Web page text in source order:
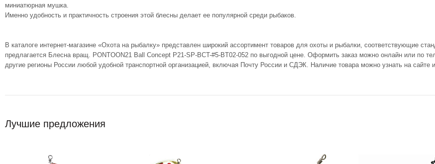
миниатюрная мушка.
Именно удобность и практичность строения этой блесны делает ее популярной среди рыбаков.
В каталоге интернет-магазине «Охота на рыбалку» представлен широкий ассортимент товаров для охоты и рыбалки, соответствующие
предлагается Блесна вращ. PONTOON21 Ball Concept P21-SP-BCT-#5-BT02-052 по выгодной цене. Оформить заказ можно онлайн или по
другие регионы России любой удобной транспортной организацией, включая Почту России и СДЭК. Наличие товара можно узнать на сайте
Лучшие предложения